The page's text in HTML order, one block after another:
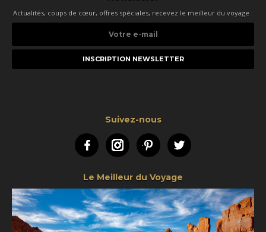
Actualités, coups de cœur, offres spéciales, recevez le meilleur du voyage :
e-
Suivez-nous
FacebookInstagramPinterestTwitter
Le Meilleur du Voyage